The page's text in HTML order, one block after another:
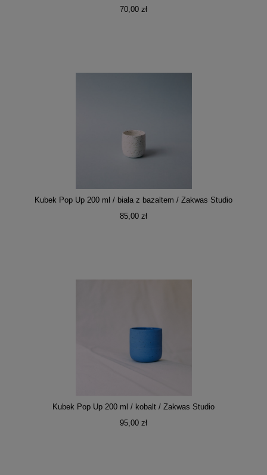
70,00 zł
Kubek Pop Up 200 ml / biała z bazaltem / Zakwas Studio
85,00 zł
Kubek Pop Up 200 ml / kobalt / Zakwas Studio
95,00 zł